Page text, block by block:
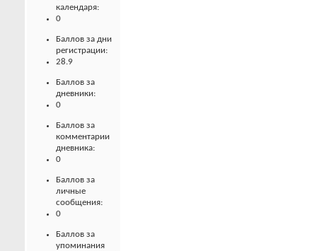
календаря:
0
Баллов за дни
регистрации:
28.9
Баллов за
дневники:
0
Баллов за
комментарии
дневника:
0
Баллов за
личные
сообщения:
0
Баллов за
упоминания